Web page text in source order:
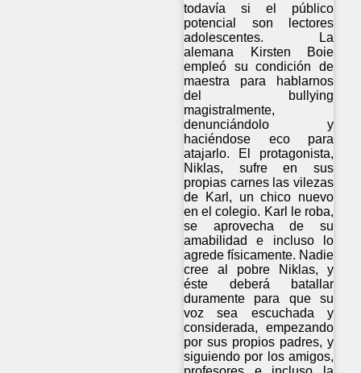
todavía si el público
potencial son lectores
adolescentes. La
alemana Kirsten Boie
empleó su condición de
maestra para hablarnos
del bullying
magistralmente,
denunciándolo y
haciéndose eco para
atajarlo. El protagonista,
Niklas, sufre en sus
propias carnes las vilezas
de Karl, un chico nuevo
en el colegio. Karl le roba,
se aprovecha de su
amabilidad e incluso lo
agrede físicamente. Nadie
cree al pobre Niklas, y
éste deberá batallar
duramente para que su
voz sea escuchada y
considerada, empezando
por sus propios padres, y
siguiendo por los amigos,